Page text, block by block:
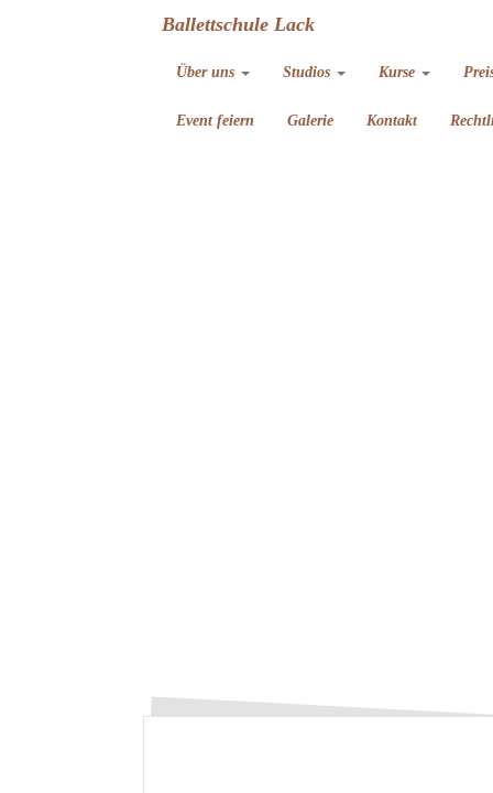
Ballettschule Lack
Über uns Studios Kurse
Event feiern Galerie Kontakt